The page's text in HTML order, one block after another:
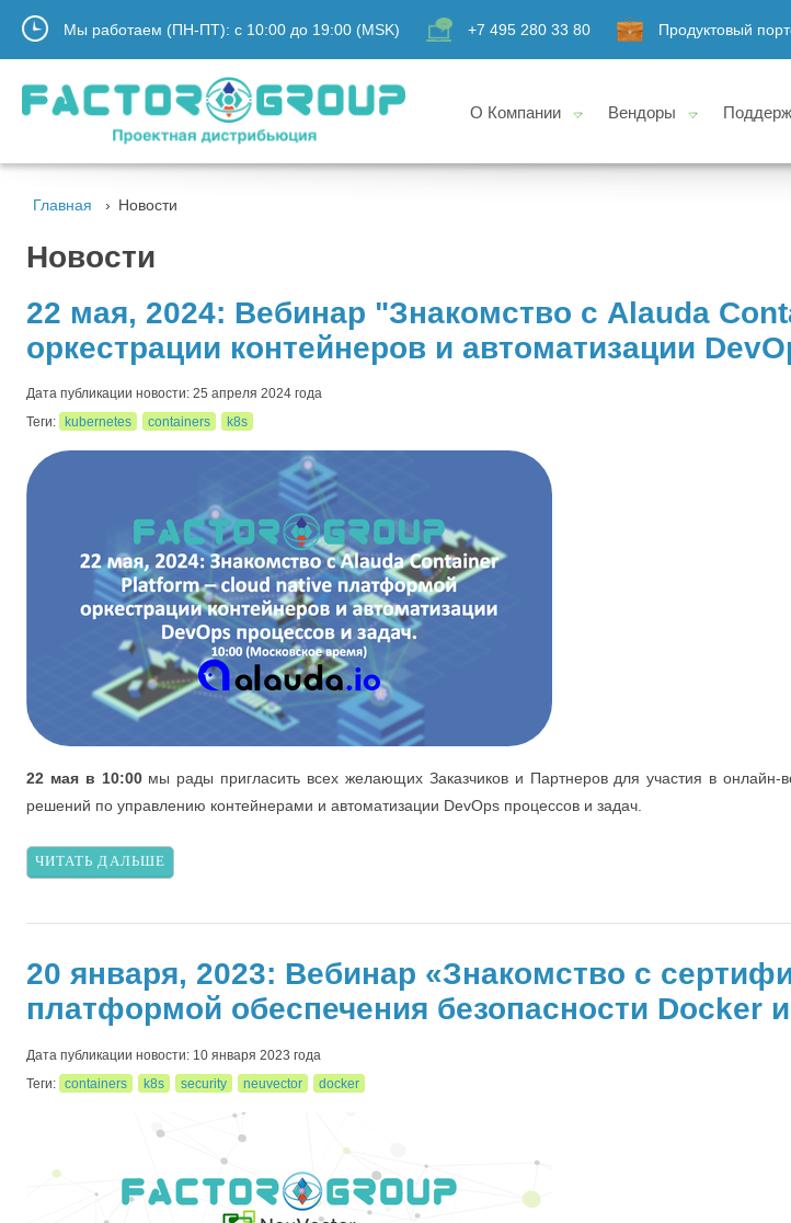
Мы работаем (ПН-ПТ): с 10:00 до 19:00 (MSK) +7 495 280 33 80 Продуктовый
О Компании Вендоры
Главная Новости
Новости
22 мая, 2024: Вебинар "Знакомство с Alauda
оркестрации контейнеров и автоматизации
Дата публикации новости: 25 апреля 2024 года
Теги:
kubernetes containers k8s
22 мая в 10:00мы рады пригласить всех желающих Заказчиков и Партнеров для участия в
решений по управлению контейнерами и автоматизации DevOps процессов и задач.
ЧИТАТЬ ДАЛЬШЕ
20 января, 2023: Вебинар «Знакомство с
платформой обеспечения безопасности Docker
Дата публикации новости: 10 января 2023 года
Теги: containers k8s security neuvector docker